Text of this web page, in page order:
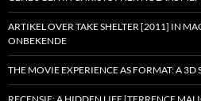
ARTIKEL OVER TAKE SHELTER [2011] IN
ONBEKENDE
THE MOVIE EXPERIENCE AS FORMAT: A